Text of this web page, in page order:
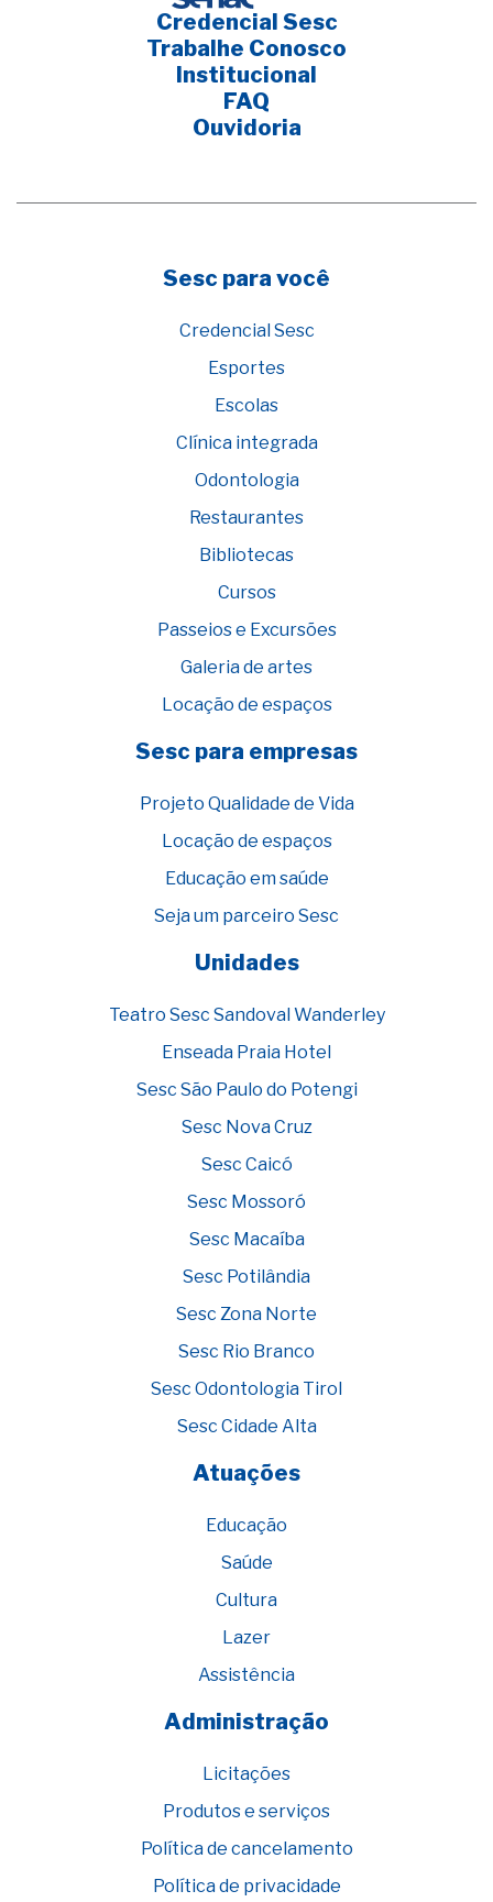
Credencial Sesc
Trabalhe Conosco
Institucional
FAQ
Ouvidoria
Sesc para você
Credencial Sesc
Esportes
Escolas
Clínica integrada
Odontologia
Restaurantes
Bibliotecas
Cursos
Passeios e Excursões
Galeria de artes
Locação de espaços
Sesc para empresas
Projeto Qualidade de Vida
Locação de espaços
Educação em saúde
Seja um parceiro Sesc
Unidades
Teatro Sesc Sandoval Wanderley
Enseada Praia Hotel
Sesc São Paulo do Potengi
Sesc Nova Cruz
Sesc Caicó
Sesc Mossoró
Sesc Macaíba
Sesc Potilândia
Sesc Zona Norte
Sesc Rio Branco
Sesc Odontologia Tirol
Sesc Cidade Alta
Atuações
Educação
Saúde
Cultura
Lazer
Assistência
Administração
Licitações
Produtos e serviços
Política de cancelamento
Política de privacidade